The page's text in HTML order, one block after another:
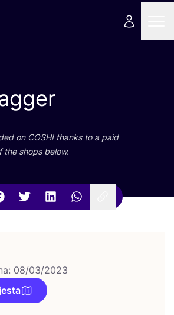
on COSH! than­ks to a paid
the shops below.
08/03/2023